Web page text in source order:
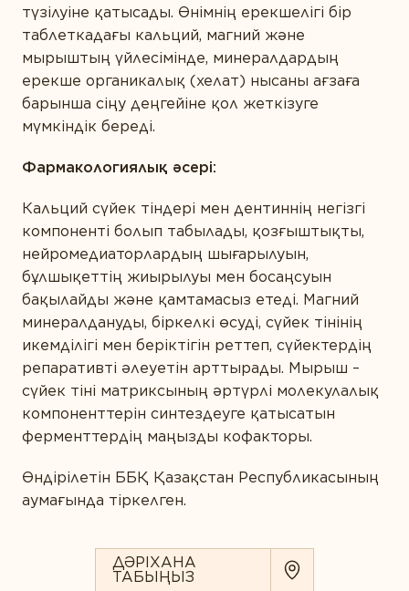
Ақуыздар мен амин қышқылдары
Дәрумендер
Кешендер
Коэнзим
Өсімдіктер
Пробиотиктер
Ферменттер
түзілуіне қатысады. Өнімнің ерекшелігі бір
таблеткадағы кальций, магний және
мырыштың үйлесімінде, минералдардың
ерекше органикалық (хелат) нысаны ағзаға
барынша сіңу деңгейіне қол жеткізуге
мүмкіндік береді.
Фармакологиялық әсері:
Кальций сүйек тіндері мен дентиннің негізгі
компоненті болып табылады, қозғыштықты,
нейромедиаторлардың шығарылуын,
бұлшықеттің жиырылуы мен босаңсуын
бақылайды және қамтамасыз етеді. Магний
минералдануды, біркелкі өсуді, сүйек тінінің
икемділігі мен беріктігін реттеп, сүйектердің
репаративті әлеуетін арттырады. Мырыш –
сүйек тіні матриксының әртүрлі молекулалық
компоненттерін синтездеуге қатысатын
ферменттердің маңызды кофакторы.
Өндірілетін ББҚ Қазақстан Республикасының
аумағында тіркелген.
ДӘРІХАНА
ТАБЫҢЫЗ
СІЗДІҢ ҚАЛАҢЫЗ
Вы соглашаетесь сПолитикой
конфиденциальностии даете согласие на
сбор и обработку персональных данных.
ПІКІР ҚАЛДЫРУ